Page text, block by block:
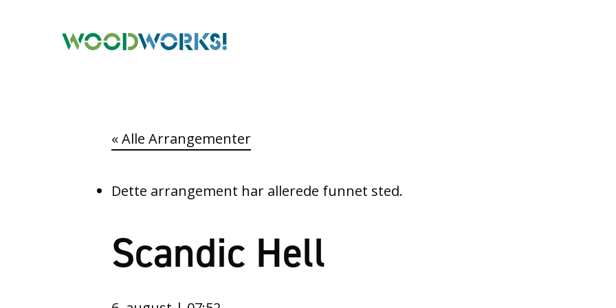
« Alle Arrangementer
Dette arrangement har allerede funnet sted.
Scandic Hell